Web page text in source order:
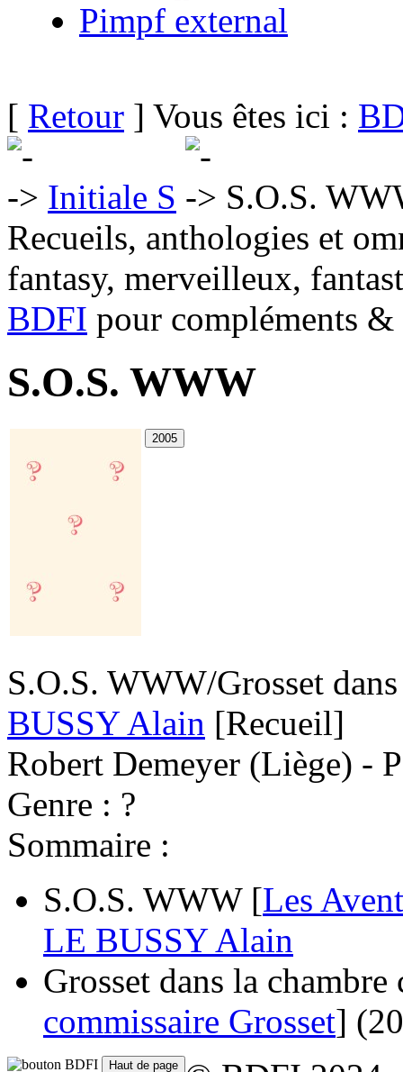
Pimpf
[ Retour ] Vous êtes ici :
Initiale S
S.O.S.
Recueils, anthologies et
fantasy, merveilleux,
BDFI pour compléments
S.O.S. WWW
S.O.S. WWW/Grosset
BUSSY Alain [Recueil]
Robert Demeyer (Liège) -
Genre : ?
Sommaire :
S.O.S. WWW [Les
LE BUSSY Alain
Grosset dans la chambre
commissaire Grosset]